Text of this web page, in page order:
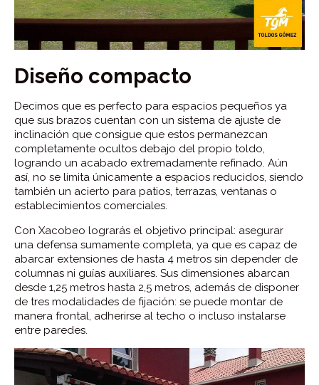
Diseño compacto
Decimos que es perfecto para espacios pequeños ya
que sus brazos cuentan con un sistema de ajuste de
inclinación que consigue que estos permanezcan
completamente ocultos debajo del propio toldo,
logrando un acabado extremadamente refinado. Aún
así, no se limita únicamente a espacios reducidos, siendo
también un acierto para patios, terrazas, ventanas o
establecimientos comerciales.
Con Xacobeo lograrás el objetivo principal: asegurar
una defensa sumamente completa, ya que es capaz de
abarcar extensiones de hasta 4 metros sin depender de
columnas ni guías auxiliares. Sus dimensiones abarcan
desde 1,25 metros hasta 2,5 metros, además de disponer
de tres modalidades de fijación: se puede montar de
manera frontal, adherirse al techo o incluso instalarse
entre paredes.